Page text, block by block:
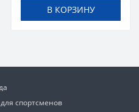
В КОРЗИНУ
спортсменов